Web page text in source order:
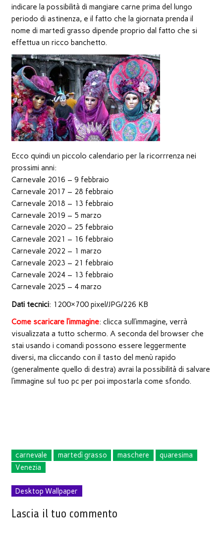
indicare la possibilità di mangiare carne prima del lungo
periodo di astinenza, e il fatto che la giornata prenda il
nome di martedì grasso dipende proprio dal fatto che si
effettua un ricco banchetto.
Ecco quindi un piccolo calendario per la ricorrrenza nei
prossimi anni:
Carnevale 2016 – 9 febbraio
Carnevale 2017 – 28 febbraio
Carnevale 2018 – 13 febbraio
Carnevale 2019 – 5 marzo
Carnevale 2020 – 25 febbraio
Carnevale 2021 – 16 febbraio
Carnevale 2022 – 1 marzo
Carnevale 2023 – 21 febbraio
Carnevale 2024 – 13 febbraio
Carnevale 2025 – 4 marzo
Dati tecnici: 1200×700 pixel/JPG/226 KB
Come scaricare l’immagine: clicca sull’immagine, verrà
visualizzata a tutto schermo. A seconda del browser che
stai usando i comandi possono essere leggermente
diversi, ma cliccando con il tasto del menù rapido
(generalmente quello di destra) avrai la possibilità di salvare
l’immagine sul tuo pc per poi impostarla come sfondo.
carnevale martedì grasso maschere
quaresima
Venezia
Desktop Wallpaper
Lascia il tuo commento